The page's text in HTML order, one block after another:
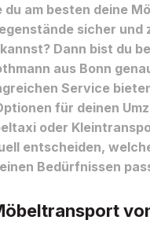
am besten deine
sicher und
Dann bist du
aus Bonn
Service
für deinen
oder
entscheiden,
Bedürfnissen